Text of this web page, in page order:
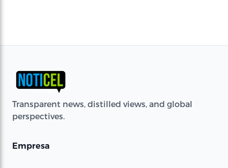
Transparent news, distilled views, and global
perspectives.
Empresa